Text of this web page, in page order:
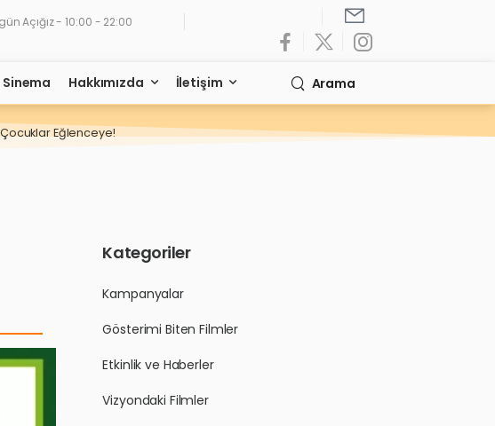
Açığız - 10:00 - 22:00
Sinema Hakkımızda İletişim Arama
Eğlenceye!
Kategoriler
Kampanyalar
Gösterimi Biten Filmler
Etkinlik ve Haberler
Vizyondaki Filmler